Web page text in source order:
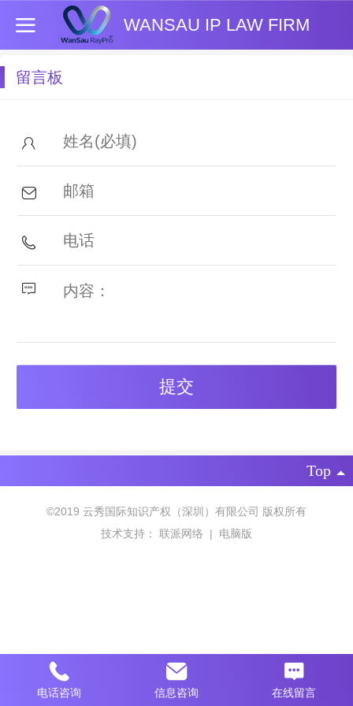
WANSAU IP LAW FIRM
留言板
Top
©2019 云秀国际知识产权（深圳）有限公司 版权所有
技术支持： 联派网络 | 电脑版
电话咨询 信息咨询 在线留言